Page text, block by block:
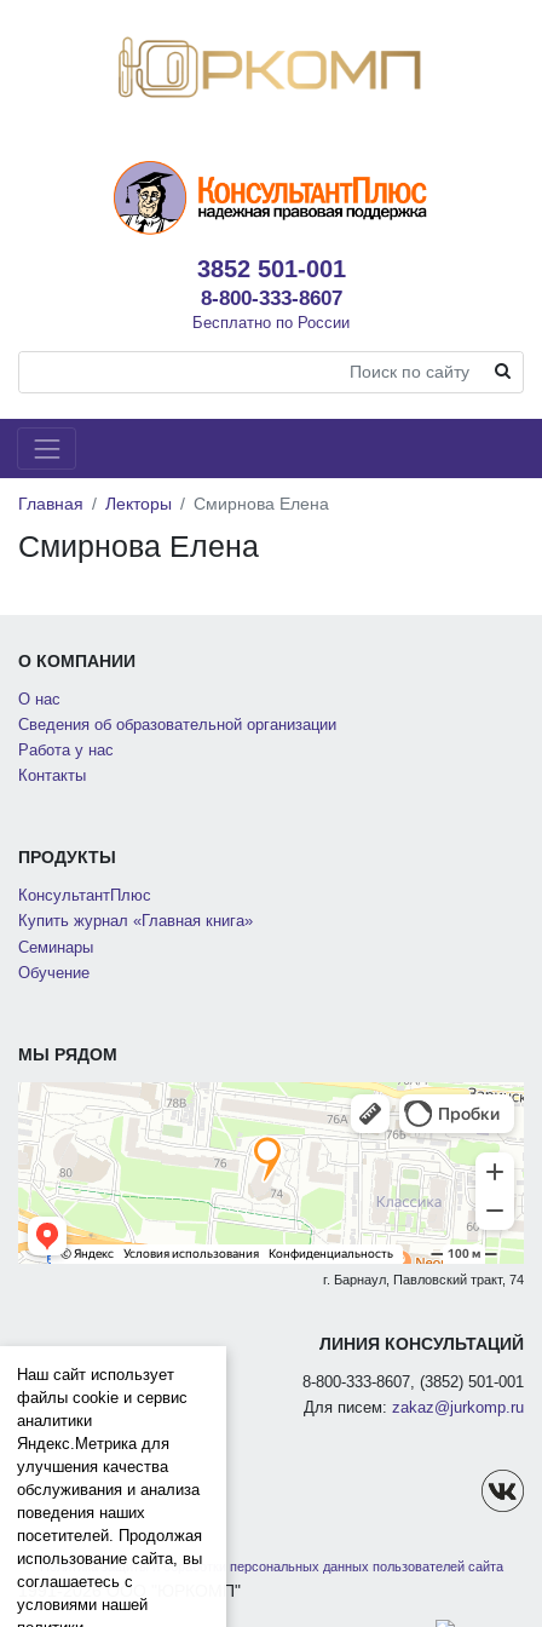
3852 501-001
8-800-333-8607
Бесплатно по России
Главная Лекторы Смирнова Елена
Смирнова Елена
О КОМПАНИИ
О нас
Сведения об образовательной организации
Работа у нас
Контакты
ПРОДУКТЫ
КонсультантПлюс
Купить журнал «Главная книга»
Семинары
Обучение
МЫ РЯДОМ
г. Барнаул, Павловский тракт, 74
ЛИНИЯ КОНСУЛЬТАЦИЙ
8-800-333-8607, (3852) 501-001
Для писем: zakaz@jurkomp.ru
Политика защиты и обработки персональных данных пользователей сайта
1991-2026 ООО "ЮРКОМП"
Наш сайт использует
файлы cookie и сервис
аналитики
Яндекс.Метрика для
улучшения качества
обслуживания и анализа
поведения наших
посетителей. Продолжая
использование сайта, вы
соглашаетесь с
условиями нашей